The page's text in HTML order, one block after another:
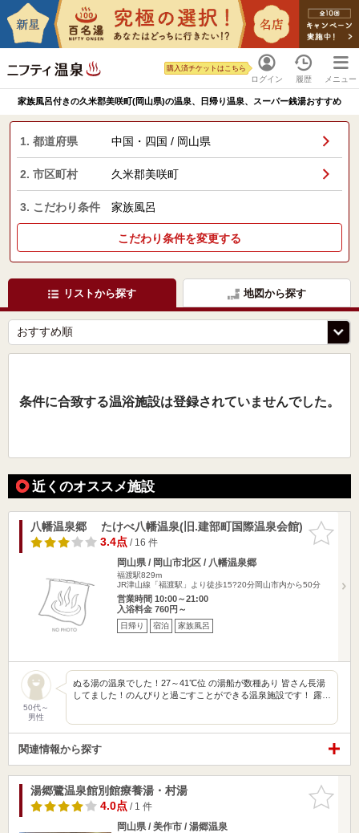
ログイン
購入済チケットはこちら
履歴 メニュー
家族風呂付きの久米郡美咲町(岡山県)の温泉、日帰り温泉、スーパー銭湯おすすめ
1. 都道府県 中国・四国 / 岡山県
2. 市区町村 久米郡美咲町
3. こだわり条件 家族風呂
こだわり条件を変更する
リストから探す 地図から探す
条件に合致する温浴施設は登録されていませんでした。
近くのオススメ施設
お気に入
りに追加
八幡温泉郷 たけべ八幡温泉(旧.建部町国際温泉会館)
3.4点/ 16 件
岡山県 / 岡山市北区 / 八幡温泉郷
福渡駅829m
JR津山線「福渡駅」より徒歩15?20分岡山市内から50分
営業時間 10:00～21:00
入浴料金 760円～
日帰り 宿泊 家族風呂
50代～
男性
ぬる湯の温泉でした！27～41℃位 の湯船が数種あり 皆さん長湯
してました！のんびりと過ごすことができる温泉施設です！ 露…
関連情報から探す
お気に入
りに追加
湯郷鷺温泉館別館療養湯・村湯
4.0点/ 1 件
岡山県 / 美作市 / 湯郷温泉